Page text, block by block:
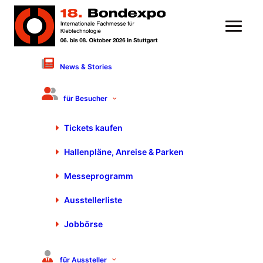
News & Stories
für Besucher
Tickets kaufen
Hallenpläne, Anreise & Parken
Messeprogramm
Ausstellerliste
Jobbörse
für Aussteller
Motek/Bondexpo 2023 – ein
zentraler Anker im